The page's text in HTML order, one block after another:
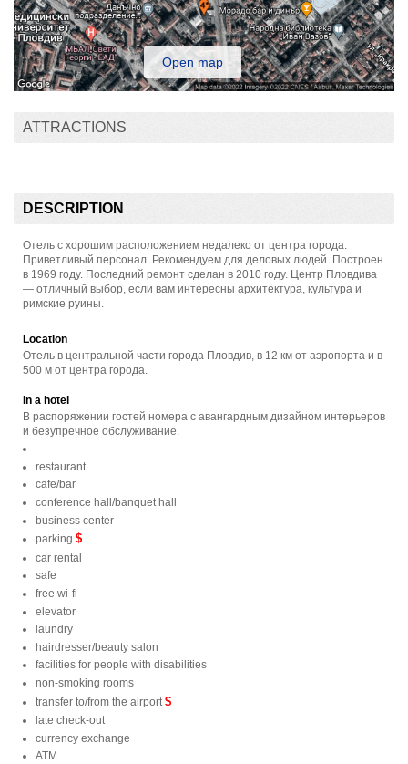
Open map
ATTRACTIONS
DESCRIPTION
Отель с хорошим расположением недалеко от центра города.
Приветливый персонал. Рекомендуем для деловых людей. Построен
в 1969 году. Последний ремонт сделан в 2010 году. Центр Пловдива
— отличный выбор, если вам интересны архитектура, культура и
римские руины.
Location
Отель в центральной части города Пловдив, в 12 км от аэропорта и в
500 м от центра города.
In a hotel
В распоряжении гостей номера с авангардным дизайном интерьеров
и безупречное обслуживание.
restaurant
cafe/bar
conference hall/banquet hall
business center
parking $
car rental
safe
free wi-fi
elevator
laundry
hairdresser/beauty salon
facilities for people with disabilities
non-smoking rooms
transfer to/from the airport $
late check-out
currency exchange
ATM